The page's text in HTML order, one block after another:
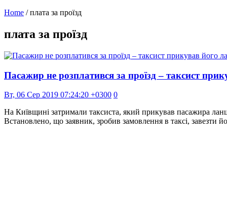
Home / плата за проїзд
плата за проїзд
Пасажир не розплатився за проїзд – таксист
Вт, 06 Сер 2019 07:24:20 +0300 0
На Київщині затримали таксиста, який прикував пасажира
Встановлено, що заявник, зробив замовлення в таксі,